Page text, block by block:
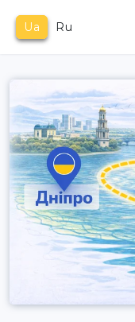
Ua Ru